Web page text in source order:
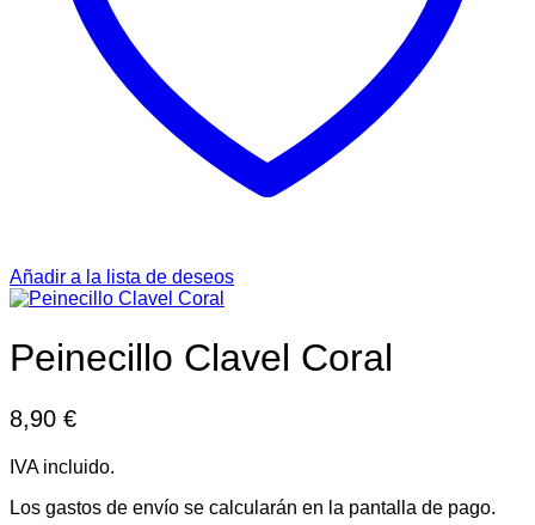
Añadir a la lista de deseos
Peinecillo Clavel Coral
8,90 €
IVA incluido.
Los gastos de envío se calcularán en la pantalla de pago.